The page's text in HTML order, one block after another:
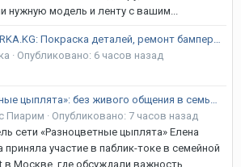
нужную модель и ленту с вашим...
AVTOMALYARKA.KG: Покраска деталей, ремонт бамперов, рихтовка и полировка в Бишкеке | Гарантия 12 месяцев! Курманжан Датка (Алма-Атинская) / Объездная
· Опубликовано: 6 часов назад
«Разноцветные цыплята»: без живого общения в семье речь ребёнка не сформируется, уверена сооснователь
Пиарим · Опубликовано: 7 часов назад
сети «Разноцветные цыплята» Елена
участие в паблик-токе в семейной
в Москве, где обсуждали важность